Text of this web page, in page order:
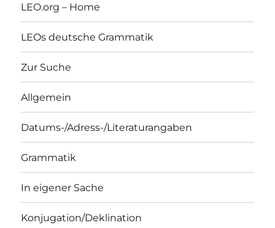
LEO.org – Home
LEOs deutsche Grammatik
Zur Suche
Allgemein
Datums-/Adress-/Literaturangaben
Grammatik
In eigener Sache
Konjugation/Deklination